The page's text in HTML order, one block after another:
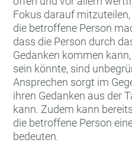
Fokus darauf
die betroffene Person
dass die Person durch
Gedanken kommen
sein könnte, sind
Ansprechen sorgt im
ihren Gedanken aus der
kann. Zudem kann
die betroffene Person
bedeuten.